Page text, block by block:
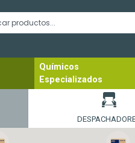
Químicos
Especializados